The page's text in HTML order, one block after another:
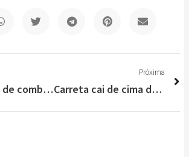
Após 10 dias de combate, fogo na Serra do Cipó é extinto
Próxima
Carreta cai de cima de viaduto na Cristiano Machado, em Belo Horizonte